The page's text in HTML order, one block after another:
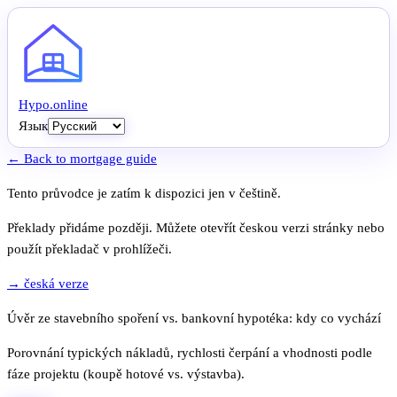
Hypo.online
Язык
← Back to mortgage guide
Tento průvodce je zatím k dispozici jen v češtině.
Překlady přidáme později. Můžete otevřít českou verzi stránky nebo
použít překladač v prohlížeči.
→ česká verze
Úvěr ze stavebního spoření vs. bankovní hypotéka: kdy co vychází
Porovnání typických nákladů, rychlosti čerpání a vhodnosti podle
fáze projektu (koupě hotové vs. výstavba).